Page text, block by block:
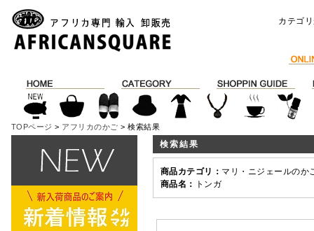
カテゴ
TOPページ > アフリカのかご > 検索結果
検索結果
商品カテゴリ： マリ・ニジェールのか
商品名：
トンガ